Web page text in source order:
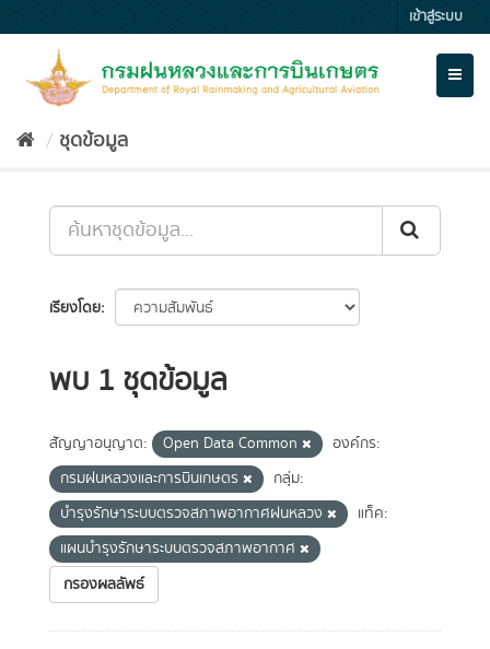
to
เข้าสู่ระบบ
ชุดข้อมูล
เรียงโดย
พบ 1 ชุดข้อมูล
สัญญาอนุญาต: Open Data Common
องค์กร:
กรมฝนหลวงและการบินเกษตร
กลุ่ม:
บำรุงรักษาระบบตรวจสภาพอากาศฝนหลวง
แท็ค:
แผนบำรุงรักษาระบบตรวจสภาพอากาศ
กรองผลลัพธ์